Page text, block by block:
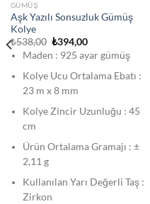
GÜMÜŞ
Aşk Yazılı Sonsuzluk Gümüş
Kolye
₺538,00 Orijinal
fiyat:
₺538,00.
₺394,00Şu
andaki
fiyat:
Maden : 925 ayar gümüş
Kolye Ucu Ortalama Ebatı :
23 m x 8 mm
Kolye Zincir Uzunluğu : 45
cm
Ürün Ortalama Gramajı : ±
2,11 g
Kullanılan Yarı Değerli Taş :
Zirkon